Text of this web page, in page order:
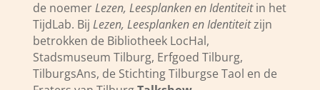
de noemerLezen, Leesplanken en Identiteitin het
TijdLab. Bij Lezen, Leesplanken en Identiteitzijn
betrokken de Bibliotheek LocHal,
Stadsmuseum Tilburg, Erfgoed Tilburg,
TilburgsAns, de Stichting Tilburgse Taol en de